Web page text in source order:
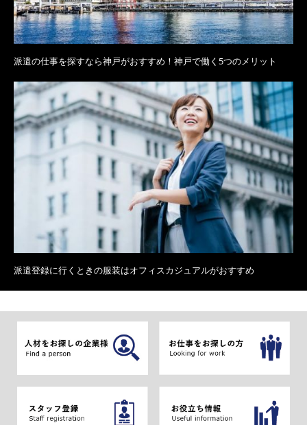
派遣の仕事を探すなら神戸がおすすめ！神戸で働く5つのメリット
派遣登録に行くときの服装はオフィスカジュアルがおすすめ